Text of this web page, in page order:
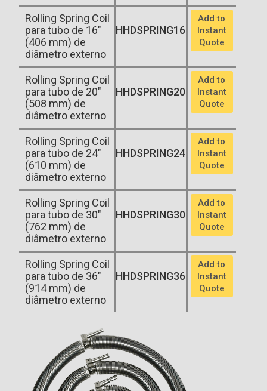
Rolling Spring Coil
para tubo de 16"
(406 mm) de
diâmetro externo
HHDSPRING16
Add to
Instant
Quote
Rolling Spring Coil
para tubo de 20"
(508 mm) de
diâmetro externo
HHDSPRING20
Add to
Instant
Quote
Rolling Spring Coil
para tubo de 24"
(610 mm) de
diâmetro externo
HHDSPRING24
Add to
Instant
Quote
Rolling Spring Coil
para tubo de 30"
(762 mm) de
diâmetro externo
HHDSPRING30
Add to
Instant
Quote
Rolling Spring Coil
para tubo de 36"
(914 mm) de
diâmetro externo
HHDSPRING36
Add to
Instant
Quote